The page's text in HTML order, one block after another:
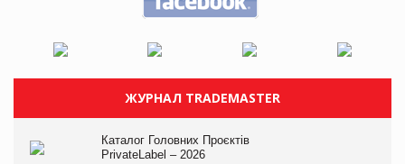
ЖУРНАЛ TRADEMASTER
Каталог Головних Проєктів
PrivateLabel – 2026